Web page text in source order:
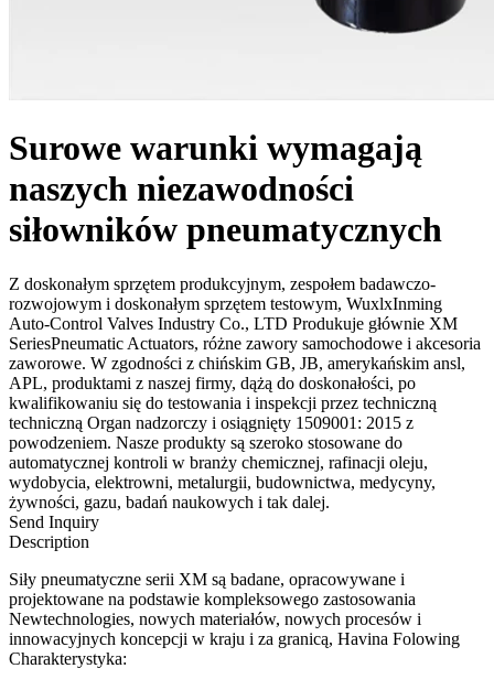
Surowe warunki wymagają
naszych niezawodności
siłowników pneumatycznych
Z doskonałym sprzętem produkcyjnym, zespołem badawczo-
rozwojowym i doskonałym sprzętem testowym, WuxlxInming
Auto-Control Valves Industry Co., LTD Produkuje głównie XM
SeriesPneumatic Actuators, różne zawory samochodowe i akcesoria
zaworowe. W zgodności z chińskim GB, JB, amerykańskim ansl,
APL, produktami z naszej firmy, dążą do doskonałości, po
kwalifikowaniu się do testowania i inspekcji przez techniczną
techniczną Organ nadzorczy i osiągnięty 1509001: 2015 z
powodzeniem. Nasze produkty są szeroko stosowane do
automatycznej kontroli w branży chemicznej, rafinacji oleju,
wydobycia, elektrowni, metalurgii, budownictwa, medycyny,
żywności, gazu, badań naukowych i tak dalej.
Send Inquiry
Description
Siły pneumatyczne serii XM są badane, opracowywane i
projektowane na podstawie kompleksowego zastosowania
Newtechnologies, nowych materiałów, nowych procesów i
innowacyjnych koncepcji w kraju i za granicą, Havina Folowing
Charakterystyka: